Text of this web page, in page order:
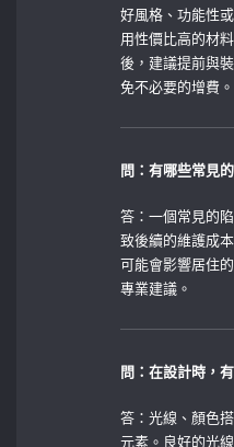
好風格、功能性
用性價比高的材
後，建議提前與
免不必要的增費。
問：有哪些常見
答：一個常見的
致後續的維護成
可能會影響居住
專業建議。
問：在設計時，
答：光線、顏色
元素。良好的光